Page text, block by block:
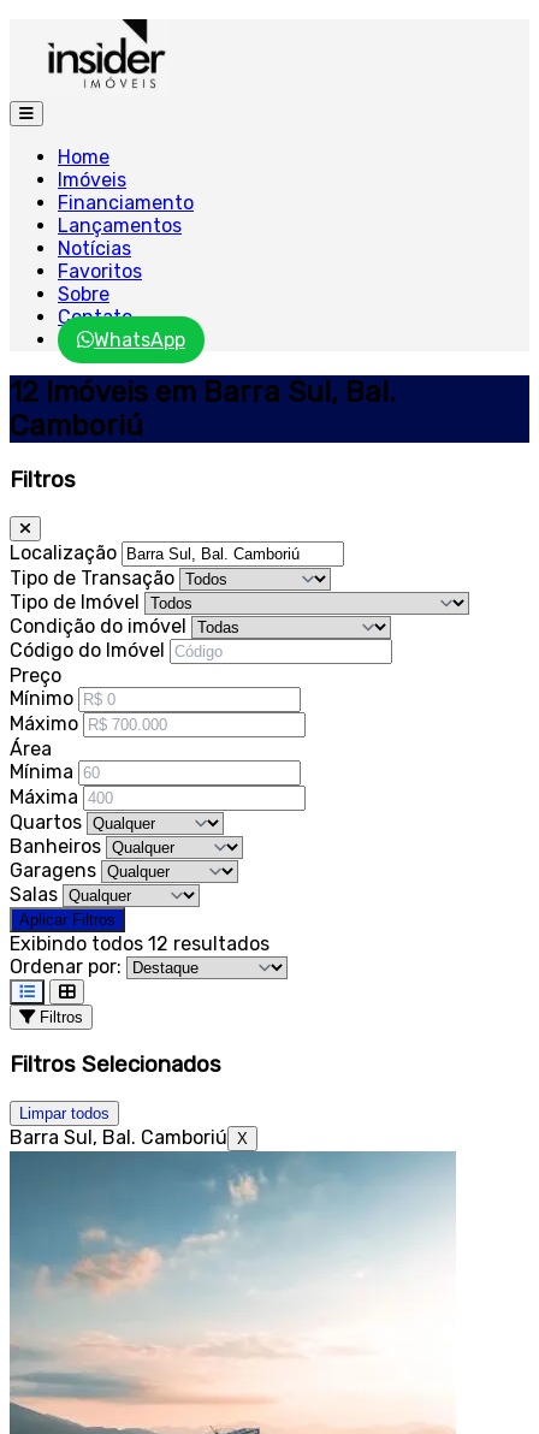
Home
Imóveis
Financiamento
Lançamentos
Notícias
Favoritos
Sobre
Contato
WhatsApp
12 Imóveis em Barra Sul, Bal.
Camboriú
Filtros
Localização
Tipo de Transação
Tipo de Imóvel
Condição do imóvel
Código do Imóvel
Preço
Mínimo
Máximo
Área
Mínima
Máxima
Quartos
Banheiros
Garagens
Salas
Aplicar Filtros
Exibindo todos 12 resultados
Ordenar por:
Filtros
Filtros Selecionados
Limpar todos
Barra Sul, Bal. Camboriú X